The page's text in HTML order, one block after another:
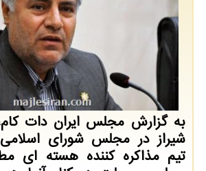
به گزارش مجلس ایران دات
شیراز در مجلس شورای
تیم مذاکره کننده هسته ای